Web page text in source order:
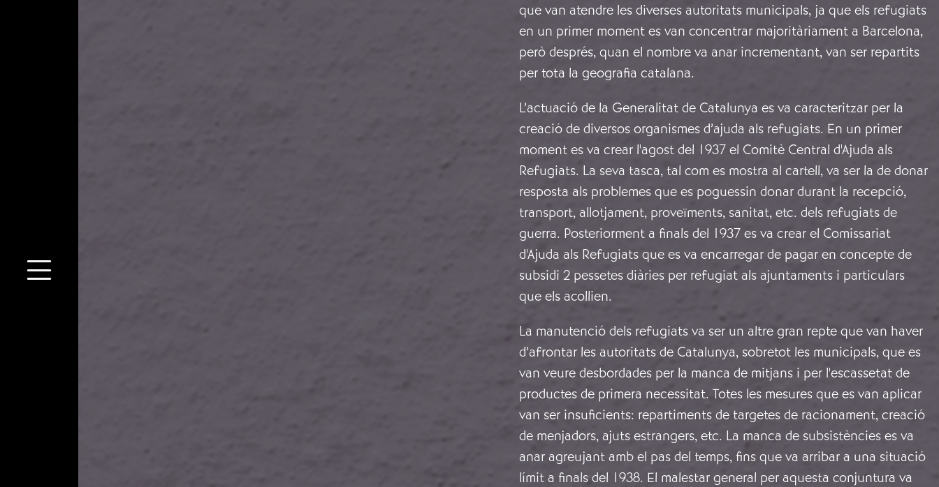
que van atendre les diverses autoritats municipals, ja que els refugiats
en un primer moment es van concentrar majoritàriament a Barcelona,
però després, quan el nombre va anar incrementant, van ser repartits
per tota la geografia catalana.
L’actuació de la Generalitat de Catalunya es va caracteritzar per la
creació de diversos organismes d’ajuda als refugiats. En un primer
moment es va crear l'agost del 1937 el Comitè Central d'Ajuda als
Refugiats. La seva tasca, tal com es mostra al cartell, va ser la de donar
resposta als problemes que es poguessin donar durant la recepció,
transport, allotjament, proveïments, sanitat, etc. dels refugiats de
guerra. Posteriorment a finals del 1937 es va crear el Comissariat
d'Ajuda als Refugiats que es va encarregar de pagar en concepte de
subsidi 2 pessetes diàries per refugiat als ajuntaments i particulars
que els acollien.
La manutenció dels refugiats va ser un altre gran repte que van haver
d’afrontar les autoritats de Catalunya, sobretot les municipals, que es
van veure desbordades per la manca de mitjans i per l'escassetat de
productes de primera necessitat. Totes les mesures que es van aplicar
van ser insuficients: repartiments de targetes de racionament, creació
de menjadors, ajuts estrangers, etc. La manca de subsistències es va
anar agreujant amb el pas del temps, fins que va arribar a una situació
límit a finals del 1938. El malestar general per aquesta conjuntura va